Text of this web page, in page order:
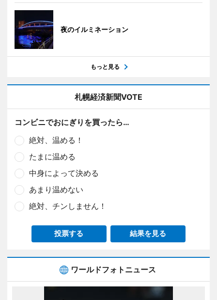
夜のイルミネーション
もっと見る
札幌経済新聞VOTE
コンビニでおにぎりを買ったら…
絶対、温める！
たまに温める
中身によって決める
あまり温めない
絶対、チンしません！
投票する 結果を見る
ワールドフォトニュース